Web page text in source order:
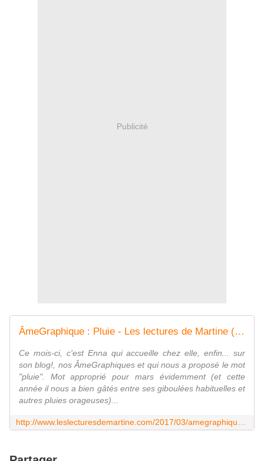
Publicité
ÂmeGraphique : Pluie - Les lectures de Martine (et plus)
Ce mois-ci, c'est Enna qui accueille chez elle, enfin... sur
son blog!, nos ÂmeGraphiques et qui nous a proposé le mot
"pluie". Mot approprié pour mars évidemment (et cette
année il nous a bien gâtés entre ses giboulées habituelles et
autres pluies orageuses)...